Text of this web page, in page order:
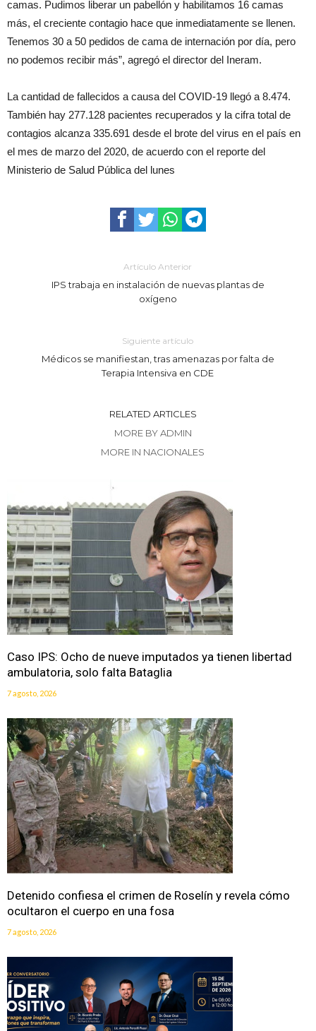
camas. Pudimos liberar un pabellón y habilitamos 16 camas
más, el creciente contagio hace que inmediatamente se llenen.
Tenemos 30 a 50 pedidos de cama de internación por día, pero
no podemos recibir más”, agregó el director del Ineram.
La cantidad de fallecidos a causa del COVID-19 llegó a 8.474.
También hay 277.128 pacientes recuperados y la cifra total de
contagios alcanza 335.691 desde el brote del virus en el país en
el mes de marzo del 2020, de acuerdo con el reporte del
Ministerio de Salud Pública del lunes
Artículo Anterior
IPS trabaja en instalación de nuevas plantas de
oxígeno
Siguiente artículo
Médicos se manifiestan, tras amenazas por falta de
Terapia Intensiva en CDE
RELATED ARTICLES
MORE BY ADMIN
MORE IN NACIONALES
Caso IPS: Ocho de nueve imputados ya tienen libertad
ambulatoria, solo falta Bataglia
7 agosto, 2026
Detenido confiesa el crimen de Roselín y revela cómo
ocultaron el cuerpo en una fosa
7 agosto, 2026